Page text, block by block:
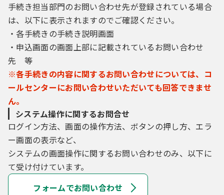
手続き担当部門のお問い合わせ先が登録されている場合
は、以下に表示されますのでご確認ください。
・各手続きの手続き説明画面
・申込画面の画面上部に記載されているお問い合わせ
先 等
※各手続きの内容に関するお問い合わせについては、コ
ールセンターにお問い合わせいただいても回答できませ
ん。
システム操作に関するお問合せ
ログイン方法、画面の操作方法、ボタンの押し方、エラ
ー画面の表示など、
システムの画面操作に関するお問い合わせのみ、以下に
て受け付けています。
フォームでお問い合わせ